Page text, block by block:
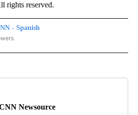
rights reserved.
- Spanish
- SPANISH" TO RECEIVE NOTIFICATIONS ABOUT
Newsource